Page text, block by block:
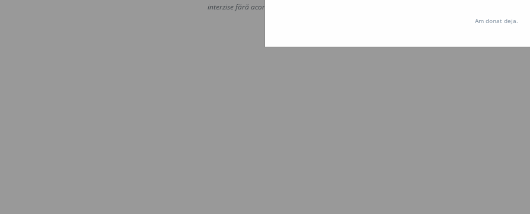
interzise fără acordul nostru prealabil scris, cu excepția seturilor de date oferite oficial spre utilizare
Hosterion
Am donat deja.